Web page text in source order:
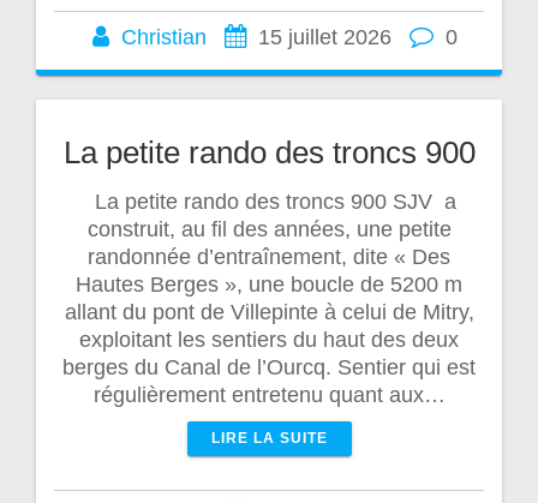
Christian 15 juillet 2026 0
La petite rando des troncs 900
La petite rando des troncs 900 SJV a
construit, au fil des années, une petite
randonnée d’entraînement, dite « Des
Hautes Berges », une boucle de 5200 m
allant du pont de Villepinte à celui de Mitry,
exploitant les sentiers du haut des deux
berges du Canal de l’Ourcq. Sentier qui est
régulièrement entretenu quant aux…
LIRE LA SUITE